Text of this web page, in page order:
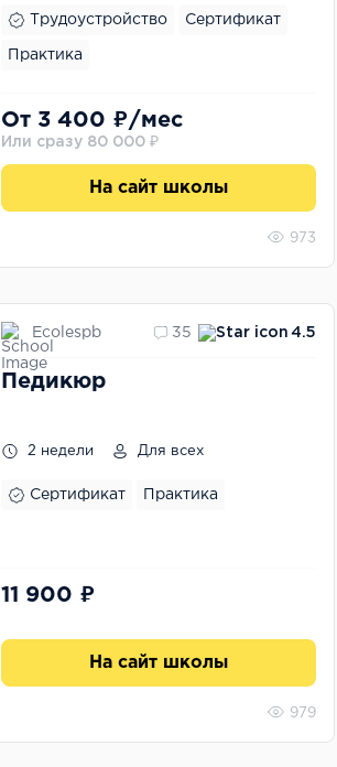
Трудоустройство Сертификат
Практика
От 3 400 ₽/мес
Или сразу 80 000 ₽
На сайт школы
973
Ecolespb 35 4.5
Педикюр
2 недели Для всех
Сертификат Практика
11 900 ₽
На сайт школы
979